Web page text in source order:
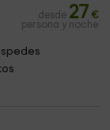
desde 27 €
persona y noche